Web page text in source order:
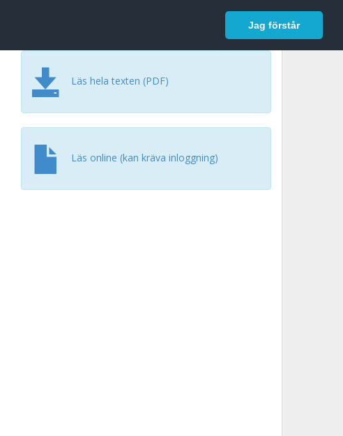
Jag förstår
Logga in
Läs hela texten (PDF)
Läs online (kan kräva inloggning)